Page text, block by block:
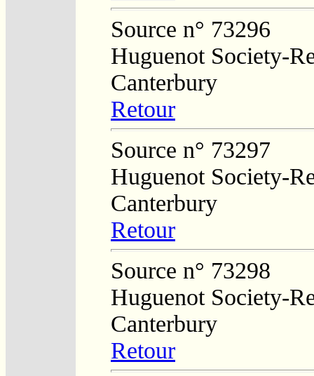
Source n° 73296
Huguenot Society-
Canterbury
Retour
Source n° 73297
Huguenot Society-
Canterbury
Retour
Source n° 73298
Huguenot Society-
Canterbury
Retour